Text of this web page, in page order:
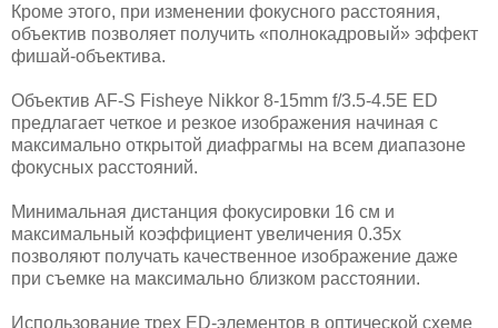
Кроме этого, при изменении фокусного расстояния,
объектив позволяет получить «полнокадровый» эффект
фишай-объектива.
Объектив AF-S Fisheye Nikkor 8-15mm f/3.5-4.5E ED
предлагает четкое и резкое изображения начиная с
максимально открытой диафрагмы на всем диапазоне
фокусных расстояний.
Минимальная дистанция фокусировки 16 см и
максимальный коэффициент увеличения 0.35x
позволяют получать качественное изображение даже
при съемке на максимально близком расстоянии.
Использование трех ED-элементов в оптической схеме